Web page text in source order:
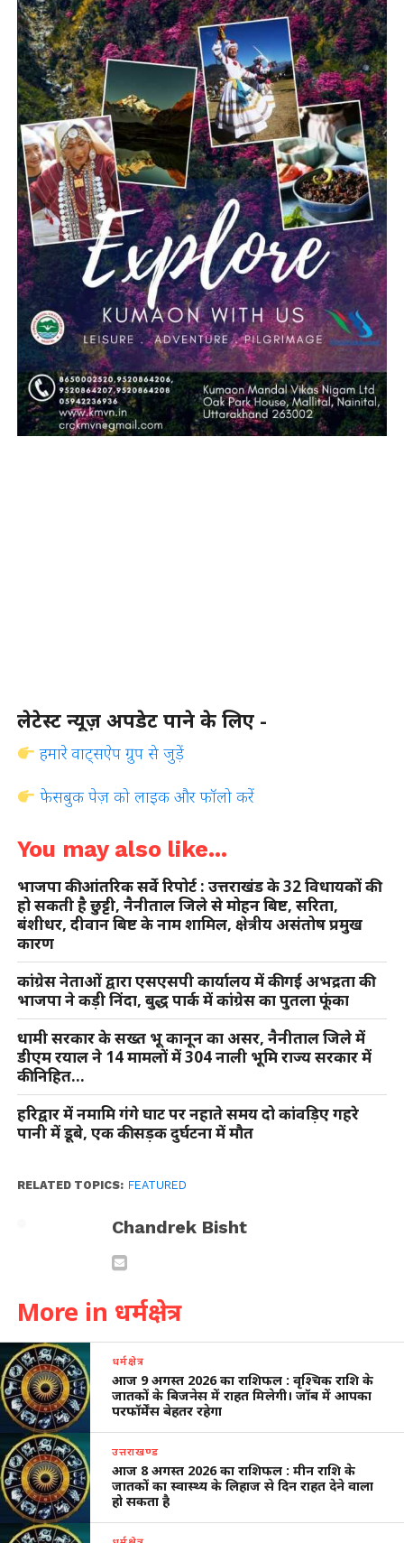
लेटेस्ट न्यूज़ अपडेट पाने के लिए -
हमारे वाट्सऐप ग्रुप से जुड़ें
फेसबुक पेज़ को लाइक और फॉलो करें
You may also like...
भाजपा की आंतरिक सर्वे रिपोर्ट : उत्तराखंड के 32 विधायकों की
हो सकती है छुट्टी, नैनीताल जिले से मोहन बिष्ट, सरिता,
बंशीधर, दीवान बिष्ट के नाम शामिल, क्षेत्रीय असंतोष प्रमुख
कारण
कांग्रेस नेताओं द्वारा एसएसपी कार्यालय में की गई अभद्रता की
भाजपा ने कड़ी निंदा, बुद्ध पार्क में कांग्रेस का पुतला फूंका
धामी सरकार के सख्त भू कानून का असर, नैनीताल जिले में
डीएम रयाल ने 14 मामलों में 304 नाली भूमि राज्य सरकार में
की निहित…
हरिद्वार में नमामि गंगे घाट पर नहाते समय दो कांवड़िए गहरे
पानी में डूबे, एक की सड़क दुर्घटना में मौत
RELATED TOPICS: FEATURED
Chandrek Bisht
More in धर्मक्षेत्र
धर्मक्षेत्र
आज 9 अगस्त 2026 का राशिफल : वृश्चिक राशि के
जातकों के बिजनेस में राहत मिलेगी। जॉब में आपका
परफॉर्मेंस बेहतर रहेगा
उत्तराखण्ड
आज 8 अगस्त 2026 का राशिफल : मीन राशि के
जातकों का स्वास्थ्य के लिहाज से दिन राहत देने वाला
हो सकता है